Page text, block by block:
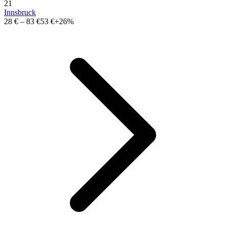
21
Innsbruck
28 € – 83 €53 €+26%